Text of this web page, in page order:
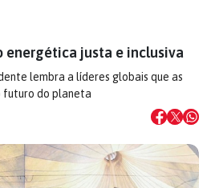
energética justa e inclusiva
lembra a líderes globais que as
futuro do planeta